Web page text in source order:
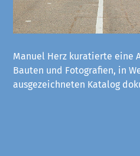
Manuel Herz kuratierte eine
Bauten und Fotografien, in
ausgezeichneten Katalog